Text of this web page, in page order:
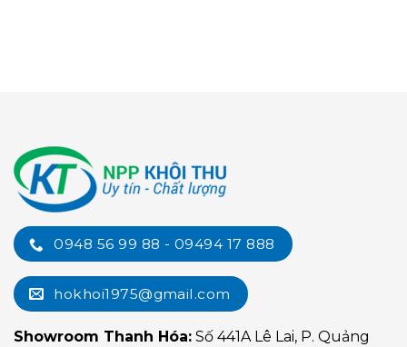
0948 56 99 88 - 09494 17 888
hokhoi1975@gmail.com
Showroom Thanh Hóa: Số 441A Lê Lai, P. Quảng